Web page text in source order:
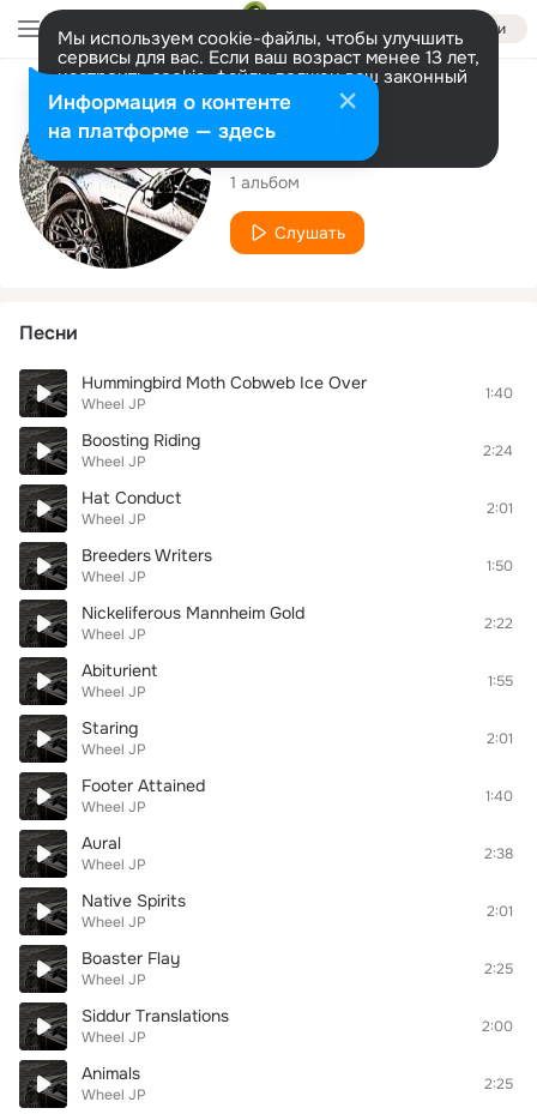
Войти
Мы используем cookie-файлы, чтобы улучшить
сервисы для вас. Если ваш возраст менее 13 лет,
настроить cookie-файлы должен ваш законный
представитель. Больше информации
Разрешить все Настроить
Исполнитель
Wheel JP
1 альбом
Слушать
Песни
Hummingbird Moth Cobweb Ice Over
Wheel JP
1:40
Boosting Riding
Wheel JP
2:24
Hat Conduct
Wheel JP
2:01
Breeders Writers
Wheel JP
1:50
Nickeliferous Mannheim Gold
Wheel JP
2:22
Abiturient
Wheel JP
1:55
Staring
Wheel JP
2:01
Footer Attained
Wheel JP
1:40
Aural
Wheel JP
2:38
Native Spirits
Wheel JP
2:01
Boaster Flay
Wheel JP
2:25
Siddur Translations
Wheel JP
2:00
Animals
Wheel JP
2:25
Информация о контенте
на платформе — здесь